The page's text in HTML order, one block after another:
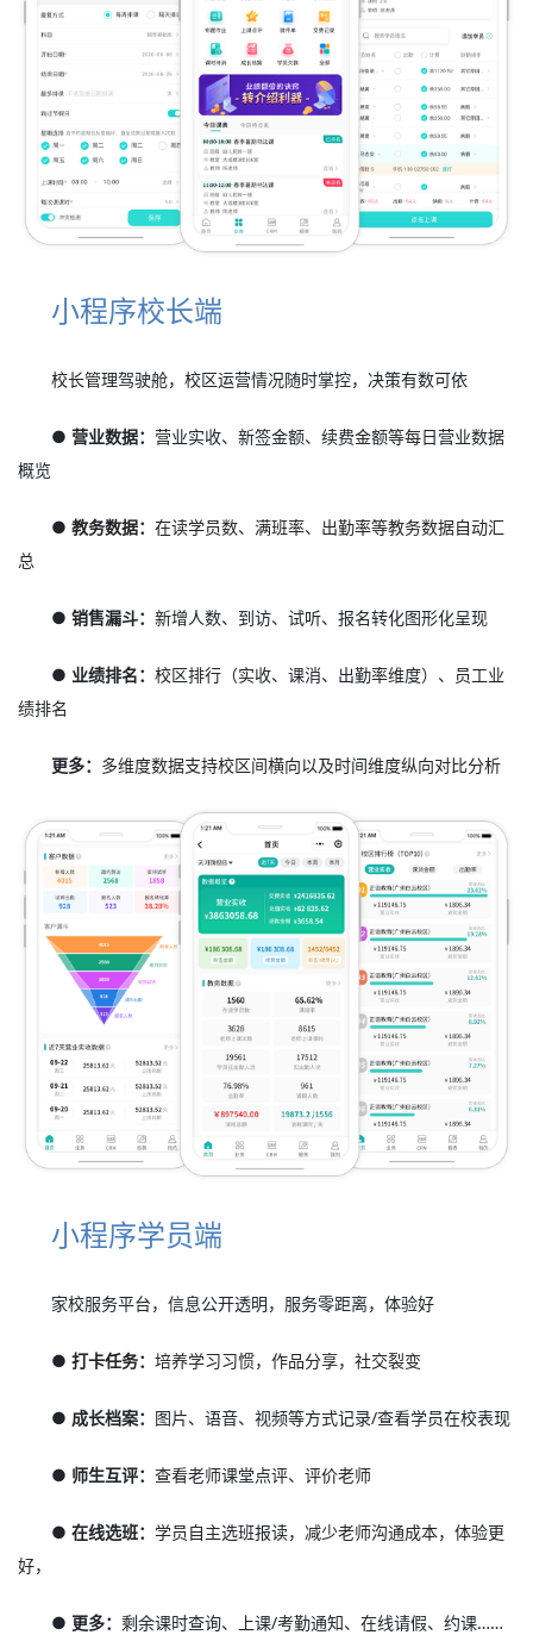
小程序校长端
校长管理驾驶舱，校区运营情况随时掌控，决策有数可依
● 营业数据：营业实收、新签金额、续费金额等每日营业数据
概览
● 教务数据：在读学员数、满班率、出勤率等教务数据自动汇
总
● 销售漏斗：新增人数、到访、试听、报名转化图形化呈现
● 业绩排名：校区排行（实收、课消、出勤率维度）、员工业
绩排名
更多： 多维度数据支持校区间横向以及时间维度纵向对比分析
小程序学员端
家校服务平台，信息公开透明，服务零距离，体验好
● 打卡任务：培养学习习惯，作品分享，社交裂变
● 成长档案： 图片、语音、视频等方式记录/查看学员在校表现
● 师生互评：查看老师课堂点评、评价老师
● 在线选班：学员自主选班报读，减少老师沟通成本，体验更
好，
● 更多：剩余课时查询、上课/考勤通知、在线请假、约课……